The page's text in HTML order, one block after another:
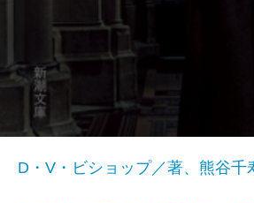
D・V・ビショップ／著、熊谷千